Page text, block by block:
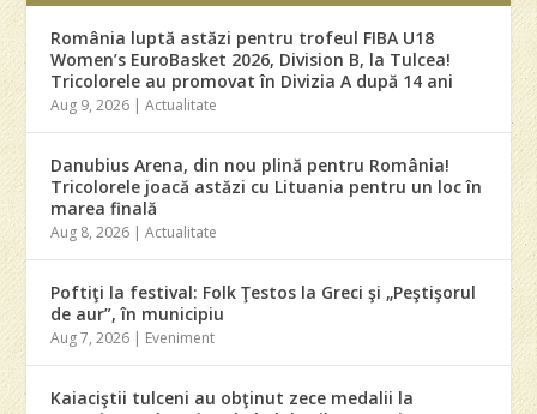
România luptă astăzi pentru trofeul FIBA U18
Women’s EuroBasket 2026, Division B, la Tulcea!
Tricolorele au promovat în Divizia A după 14 ani
Aug 9, 2026 |Actualitate
Danubius Arena, din nou plină pentru România!
Tricolorele joacă astăzi cu Lituania pentru un loc în
marea finală
Aug 8, 2026 |Actualitate
Poftiţi la festival: Folk Ţestos la Greci şi „Peştişorul
de aur”, în municipiu
Aug 7, 2026 | Eveniment
Kaiaciştii tulceni au obţinut zece medalii la